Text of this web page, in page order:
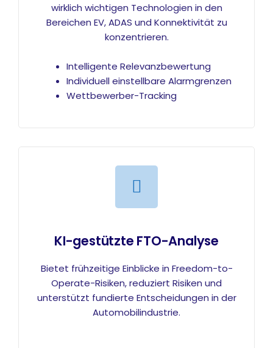
wirklich wichtigen Technologien in den
Bereichen EV, ADAS und Konnektivität zu
konzentrieren.
Intelligente Relevanzbewertung
Individuell einstellbare Alarmgrenzen
Wettbewerber-Tracking
KI-gestützte FTO-Analyse
Bietet frühzeitige Einblicke in Freedom-to-
Operate-Risiken, reduziert Risiken und
unterstützt fundierte Entscheidungen in der
Automobilindustrie.